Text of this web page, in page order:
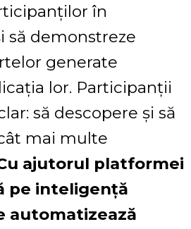
în
să demonstreze
generate
lor. Participanții
să descopere și să
mai multe
ajutorul platformei
pe inteligență
automatizează